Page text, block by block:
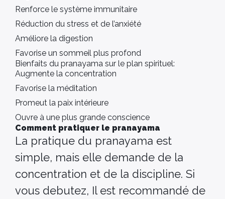
Renforce le système immunitaire
Réduction du stress et de l’anxiété
Améliore la digestion
Favorise un sommeil plus profond
Bienfaits du pranayama sur le plan spirituel:
Augmente la concentration
Favorise la méditation
Promeut la paix intérieure
Ouvre à une plus grande conscience
Comment pratiquer le pranayama
La pratique du pranayama est
simple, mais elle demande de la
concentration et de la discipline. Si
vous debutez, Il est recommandé de